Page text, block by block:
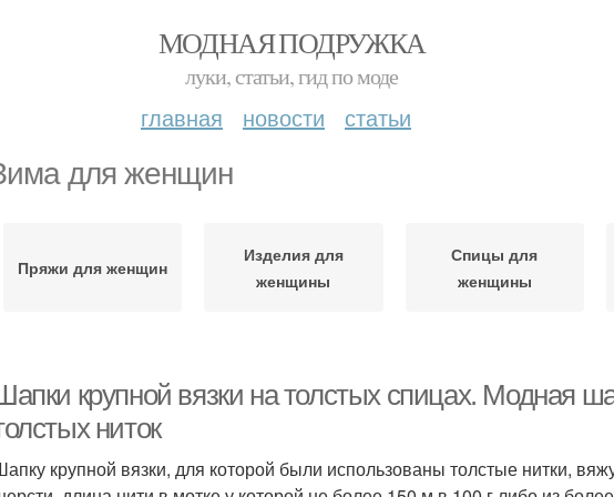
МОДНАЯ ПОДРУЖКА
луки, статьи, гид по моде
главная новости статьи
для женщин
Пряжи для женщин
Изделия для
женщины
Спицы для
женщины
крупной вязки на толстых спицах. Модная
ниток
крупной вязки, для которой были использованы толстые нитки,